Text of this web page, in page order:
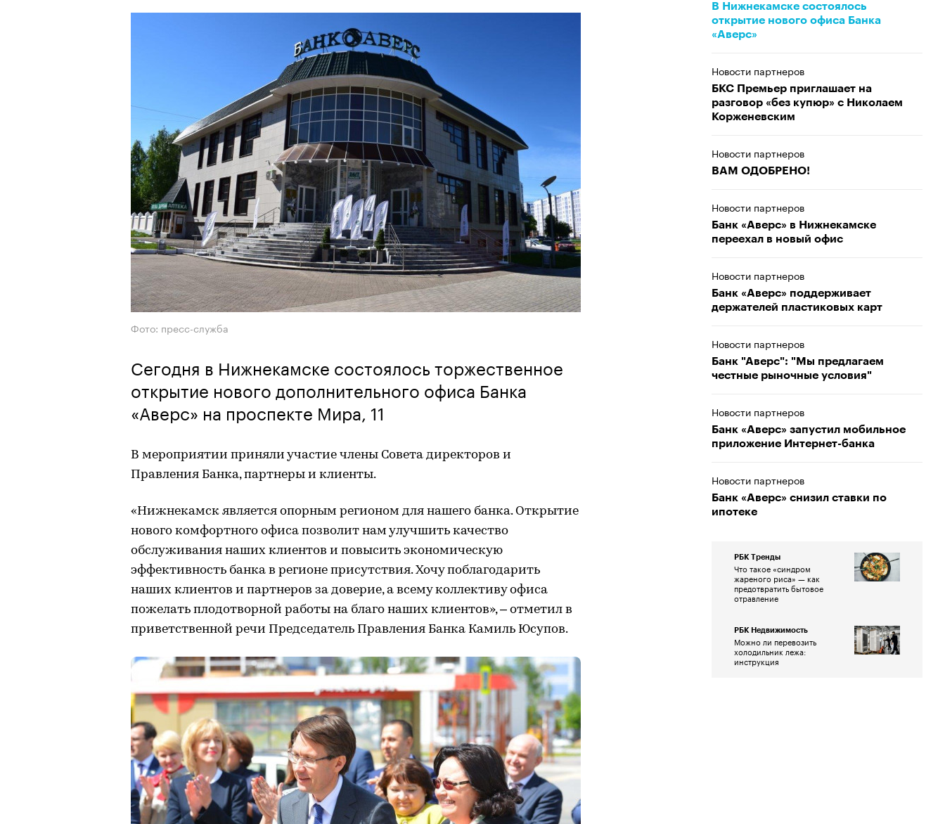
Фото: пресс-служба
Сегодня в Нижнекамске состоялось торжественное
открытие нового дополнительного офиса Банка
«Аверс» на проспекте Мира, 11
В мероприятии приняли участие члены Совета директоров и
Правления Банка, партнеры и клиенты.
«Нижнекамск является опорным регионом для нашего банка. Открытие
нового комфортного офиса позволит нам улучшить качество
обслуживания наших клиентов и повысить экономическую
эффективность банка в регионе присутствия. Хочу поблагодарить
наших клиентов и партнеров за доверие, а всему коллективу офиса
пожелать плодотворной работы на благо наших клиентов», – отметил в
приветственной речи Председатель Правления Банка Камиль Юсупов.
В Нижнекамске состоялось
открытие нового офиса Банка
«Аверс»
Новости партнеров
БКС Премьер приглашает на
разговор «без купюр» с Николаем
Корженевским
Новости партнеров
ВАМ ОДОБРЕНО!
Новости партнеров
Банк «Аверс» в Нижнекамске
переехал в новый офис
Новости партнеров
Банк «Аверс» поддерживает
держателей пластиковых карт
Новости партнеров
Банк "Аверс": "Мы предлагаем
честные рыночные условия"
Новости партнеров
Банк «Аверс» запустил мобильное
приложение Интернет-банка
Новости партнеров
Банк «Аверс» снизил ставки по
ипотеке
РБК Тренды
Что такое «синдром
жареного риса» — как
предотвратить бытовое
отравление
РБК Недвижимость
Можно ли перевозить
холодильник лежа:
инструкция